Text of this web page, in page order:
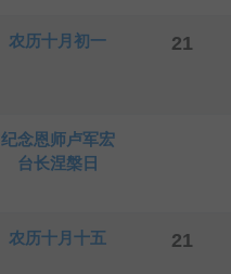
农历十月初一 21
纪念恩师卢军宏
台长涅槃日
农历十月十五 21